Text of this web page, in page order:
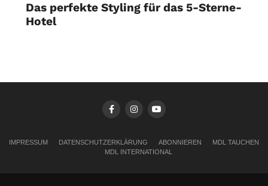
Das perfekte Styling für das 5-Sterne-
Hotel
IMPRESSUM DATENSCHUTZERKLÄRUNG ABONNIEREN
MDL TAUCHEN
MDL INTERNATIONAL